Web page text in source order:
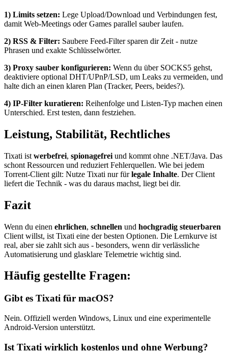
1) Limits setzen: Lege Upload/Download und Verbindungen fest,
damit Web-Meetings oder Games parallel sauber laufen.
2) RSS & Filter: Saubere Feed-Filter sparen dir Zeit - nutze
Phrasen und exakte Schlüsselwörter.
3) Proxy sauber konfigurieren: Wenn du über SOCKS5 gehst,
deaktiviere optional DHT/UPnP/LSD, um Leaks zu vermeiden, und
halte dich an einen klaren Plan (Tracker, Peers, beides?).
4) IP-Filter kuratieren: Reihenfolge und Listen-Typ machen einen
Unterschied. Erst testen, dann festziehen.
Leistung, Stabilität, Rechtliches
Tixati ist werbefrei, spionagefrei und kommt ohne .NET/Java. Das
schont Ressourcen und reduziert Fehlerquellen. Wie bei jedem
Torrent-Client gilt: Nutze Tixati nur fürlegale Inhalte. Der Client
liefert die Technik - was du daraus machst, liegt bei dir.
Fazit
Wenn du einen ehrlichen, schnellen und hochgradig steuerbaren
Client willst, ist Tixati eine der besten Optionen. Die Lernkurve ist
real, aber sie zahlt sich aus - besonders, wenn dir verlässliche
Automatisierung und glasklare Telemetrie wichtig sind.
Häufig gestellte Fragen:
Gibt es Tixati für macOS?
Nein. Offiziell werden Windows, Linux und eine experimentelle
Android-Version unterstützt.
Ist Tixati wirklich kostenlos und ohne Werbung?